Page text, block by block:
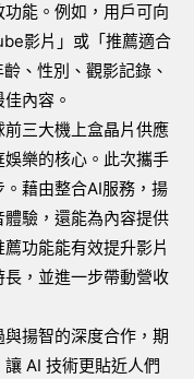
能。例如，用戶可向
影片」或「推薦適合
、性別、觀影記錄、
內容。
三大機上盒晶片供應
樂的核心。此次攜手
藉由整合AI服務，揚
驗，還能為內容提供
功能能有效提升影片
，並進一步帶動營收
揚智的深度合作，期
AI 技術更貼近人們